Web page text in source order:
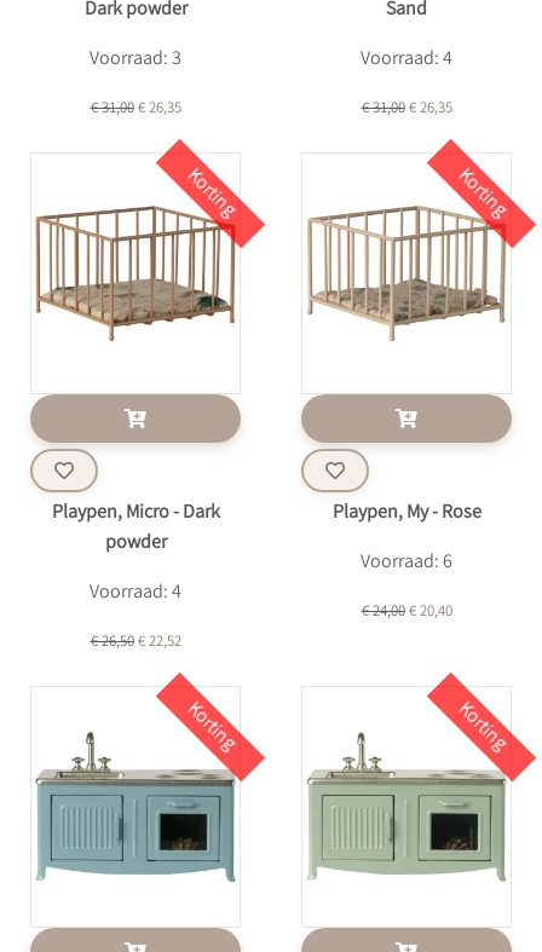
Dark powder
Voorraad: 3
€ 31,00€ 26,35
Sand
Voorraad: 4
€ 31,00€ 26,35
Korting
Playpen, Micro - Dark
powder
Voorraad: 4
€ 26,50€ 22,52
Korting
Playpen, My - Rose
Voorraad: 6
€ 24,00€ 20,40
Korting Korting